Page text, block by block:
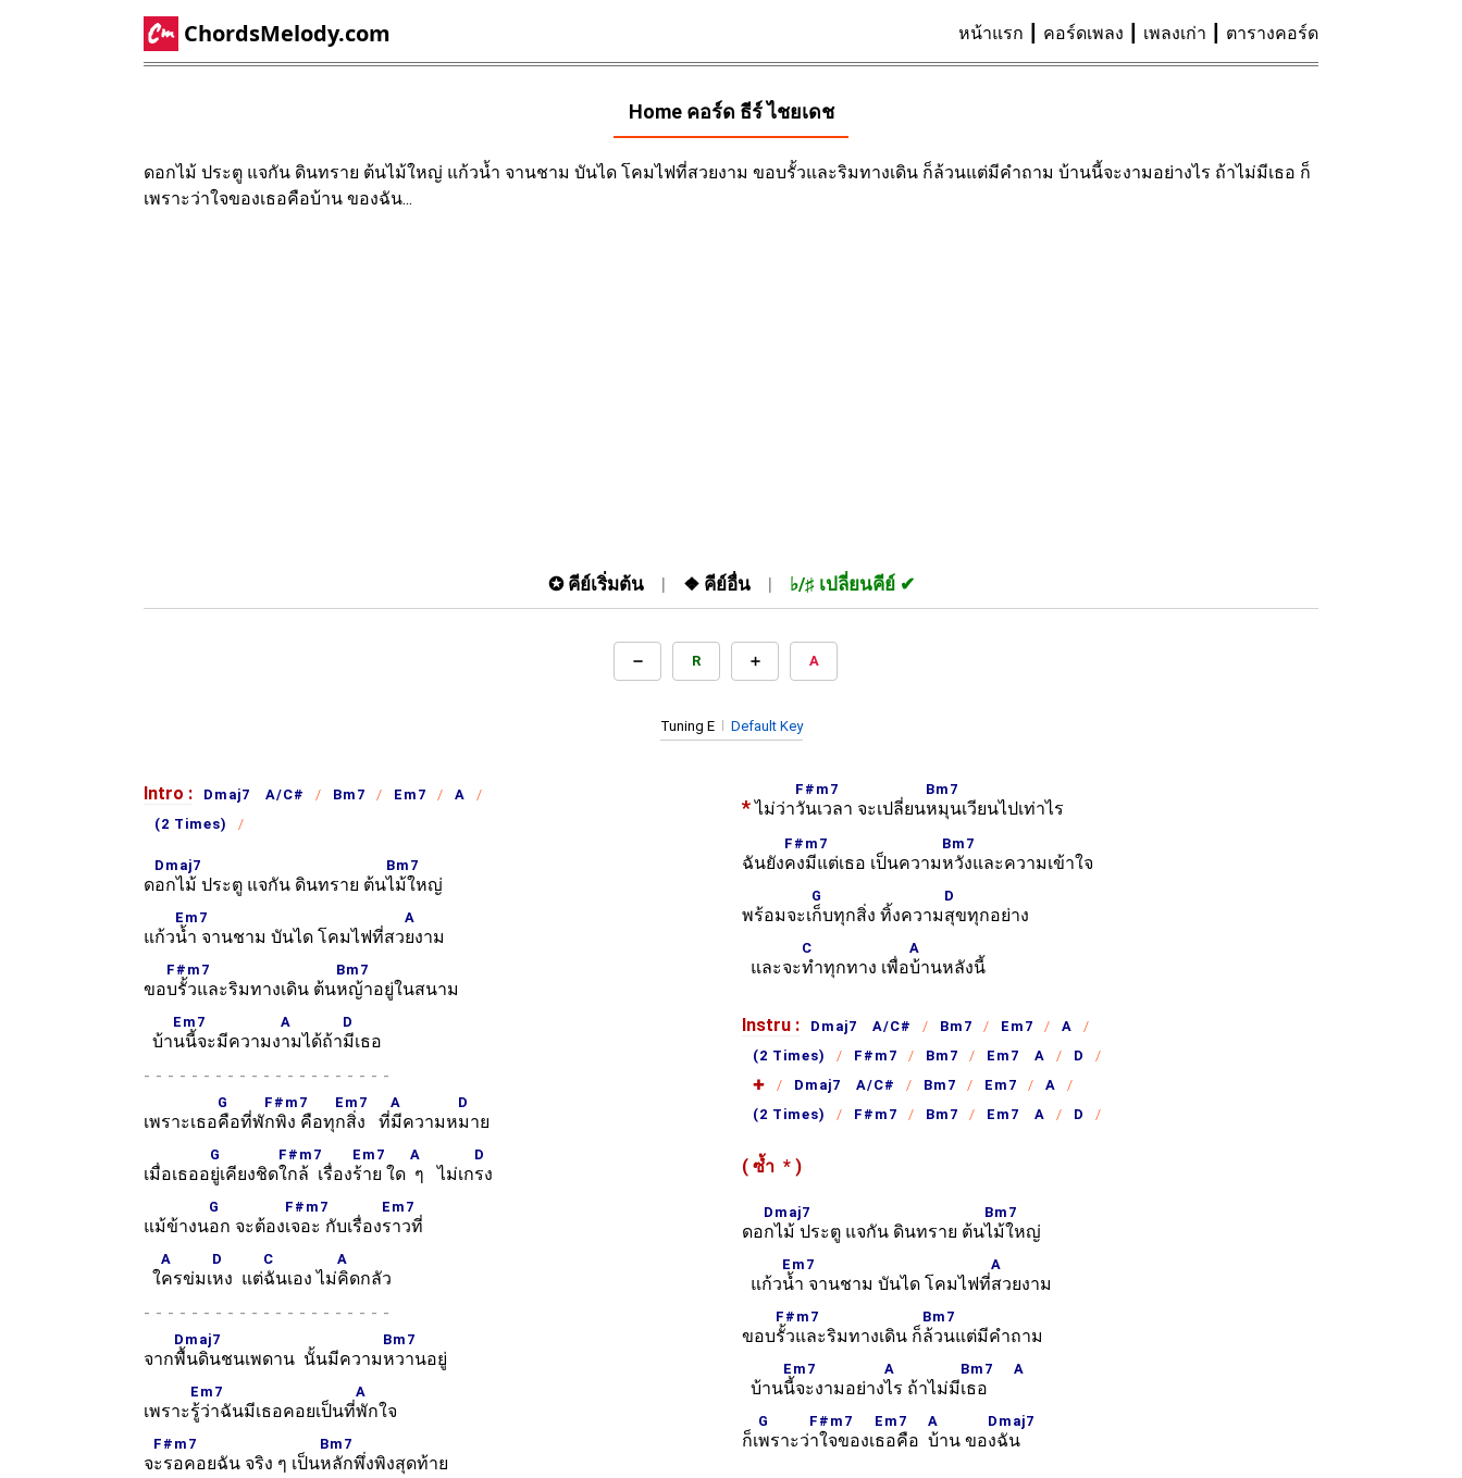
ChordsMelody.com หน้าแรก คอร์ดเพลง เพลงเก่า ตารางคอร์ด
Home คอร์ด ธีร์ ไชยเดช
ดอกไม้ ประตู แจกัน ดินทราย ต้นไม้ใหญ่ แก้วน้ำ จานชาม บันได โคมไฟที่สวยงาม ขอบรั้วและริมทางเดิน ก็ล้วนแต่มีคำถาม บ้านนี้จะงามอย่างไร ถ้าไม่มีเธอ ก็
เพราะว่าใจของเธอคือบ้าน ของฉัน...
✪ คีย์เริ่มต้น ❖ คีย์อื่น ♭/♯ เปลี่ยนคีย์
R A
Tuning E Default Key
Intro : Dmaj7 A/C# Bm7 Em7
A
(2 Times)
ด
Dmaj7
อกไม้ ประตู แจกัน ดินทราย ต้น
Bm7
ไม้ใหญ่
แก้ว
Em7
น้ำ จานชาม บันได โคมไฟที่สว
A
ยงาม
ขอ
F#m7
บรั้วและริมทางเดิน ต้น
Bm7
หญ้าอยู่ในสนาม
บ้า
Em7
นนี้จะมีความง
A
ามได้ถ้า
D
มีเธอ
-
เพราะเธอ
G
คือที่พั
F#m7
กพิง คือทุ
Em7
กสิ่ง ที่
A
มีความห
D
มาย
เมื่อเธออ
G
ยู่เคียงชิด
F#m7
ใกล้ เรื่อง
Em7
ร้าย ใด
A
ๆ ไม่เก
D
รง
แม้ข้างน
G
อก จะต้อง
F#m7
เจอะ กับเรื่อง
Em7
ราวที่
ใ
A
ครข่มเ
D
หง แต่
C
ฉันเอง ไม่
A
คิดกลัว
-
จาก
Dmaj7
พื้นดินชนเพดาน นั้นมีความ
Bm7
หวานอยู่
เพราะ
Em7
รู้ว่าฉันมีเธอคอยเป็นที่
A
พักใจ
จ
F#m7
ะรอคอยฉัน จริง ๆ เป็น
Bm7
หลักพึ่งพิงสุดท้าย
*ไม่ว่า
F#m7
วันเวลา จะเปลี่ยน
Bm7
หมุนเวียนไปเท่าไร
ฉันยัง
F#m7
คงมีแต่เธอ เป็นความ
Bm7
หวังและความเข้าใจ
พร้อมจะเ
G
ก็บทุกสิ่ง ทิ้งความ
D
สุขทุกอย่าง
และจะ
C
ทำทุกทาง เพื่อ
A
บ้านหลังนี้
Instru : Dmaj7 A/C# Bm7 Em7
A
(2 Times)
F#m7 Bm7 Em7 A
D
✚
Dmaj7 A/C# Bm7 Em7
A
(2 Times)
F#m7 Bm7 Em7 A D
( ซ้ำ * )
ดอ
Dmaj7
กไม้ ประตู แจกัน ดินทราย ต้น
Bm7
ไม้ใหญ่
แก้ว
Em7
น้ำ จานชาม บันได โคมไฟที่
A
สวยงาม
ขอบ
F#m7
รั้วและริมทางเดิน ก็
Bm7
ล้วนแต่มีคำถาม
บ้าน
Em7
นี้จะงามอย่าง
A
ไร ถ้าไม่มี
Bm7
เธอ
A
ก็เ
G
พราะว่
F#m7
าใจของเ
Em7
ธอคือ
A
บ้าน ขอ
Dmaj7
งฉัน